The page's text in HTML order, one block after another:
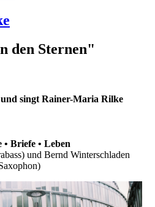
den Sternen"
singt Rainer-Maria Rilke
• Briefe • Leben
und Bernd Winterschladen